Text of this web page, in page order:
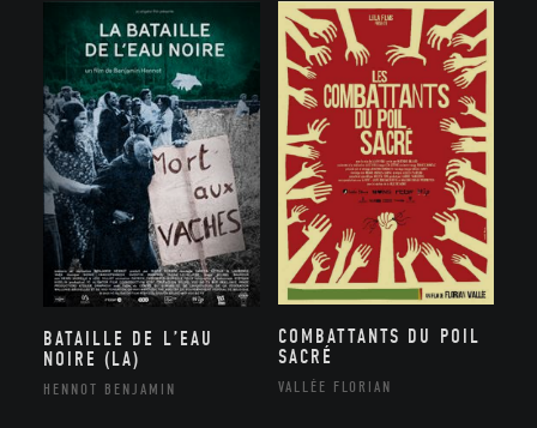
BATAILLE DE L’EAU
NOIRE (LA)
HENNOT BENJAMIN
COMBATTANTS DU POIL
SACRÉ
VALLÉE FLORIAN